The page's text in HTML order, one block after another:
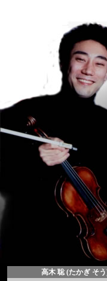
高木 聡 (たかぎ そ